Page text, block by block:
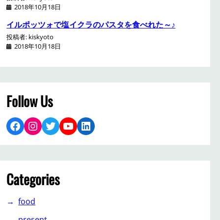
2018年10月18日
イルポッツォで塩イクラのパスタを食べれた～♪
投稿者: kiskyoto
2018年10月18日
Follow Us
Facebook Instagram Twitter YouTube LinkedIn
Categories
food